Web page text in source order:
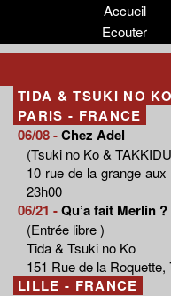
Accueil
Ecouter
TIDA & TSUKI NO
PARIS - FRANCE
06/08 -Chez Adel
(Tsuki no Ko &
10 rue de la grange
23h00
06/21 -Qu’a fait Merlin ?
(Entrée libre )
Tida & Tsuki no Ko
151 Rue de la
LILLE - FRANCE